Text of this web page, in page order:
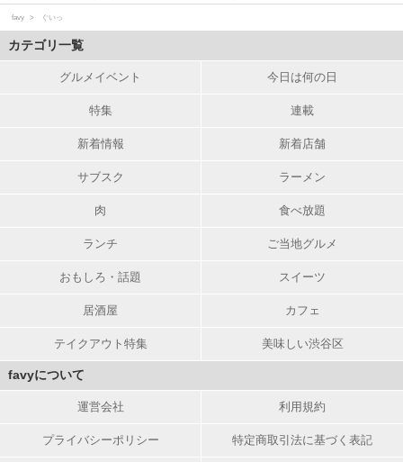
favy ぐいっ
カテゴリ一覧
グルメイベント 今日は何の日
特集 連載
新着情報 新着店舗
サブスク ラーメン
肉 食べ放題
ランチ ご当地グルメ
おもしろ・話題 スイーツ
居酒屋 カフェ
テイクアウト特集 美味しい渋谷区
favyについて
運営会社 利用規約
プライバシーポリシー 特定商取引法に基づく表記